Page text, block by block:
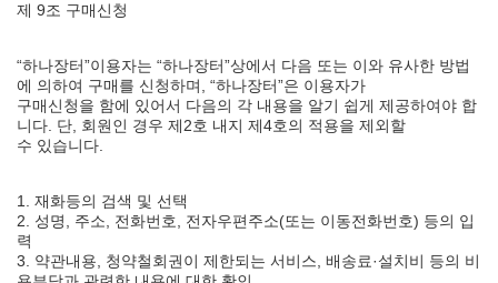
제 9조 구매신청
“하나장터”이용자는 “하나장터”상에서 다음 또는 이와 유사한 방법
에 의하여 구매를 신청하며, “하나장터”은 이용자가
구매신청을 함에 있어서 다음의 각 내용을 알기 쉽게 제공하여야 합
니다. 단, 회원인 경우 제2호 내지 제4호의 적용을 제외할
수 있습니다.
1. 재화등의 검색 및 선택
2. 성명, 주소, 전화번호, 전자우편주소(또는 이동전화번호) 등의 입
력
3. 약관내용, 청약철회권이 제한되는 서비스, 배송료·설치비 등의 비